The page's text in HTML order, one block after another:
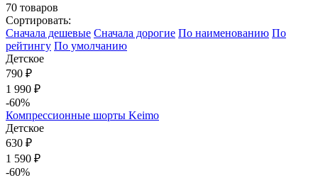
70 товаров
Сортировать:
Cначала дешевые Cначала дорогие По наименованию По
рейтингу По умолчанию
Детское
790 ₽
1 990 ₽
-60%
Компрессионные шорты Keimo
Детское
630 ₽
1 590 ₽
-60%